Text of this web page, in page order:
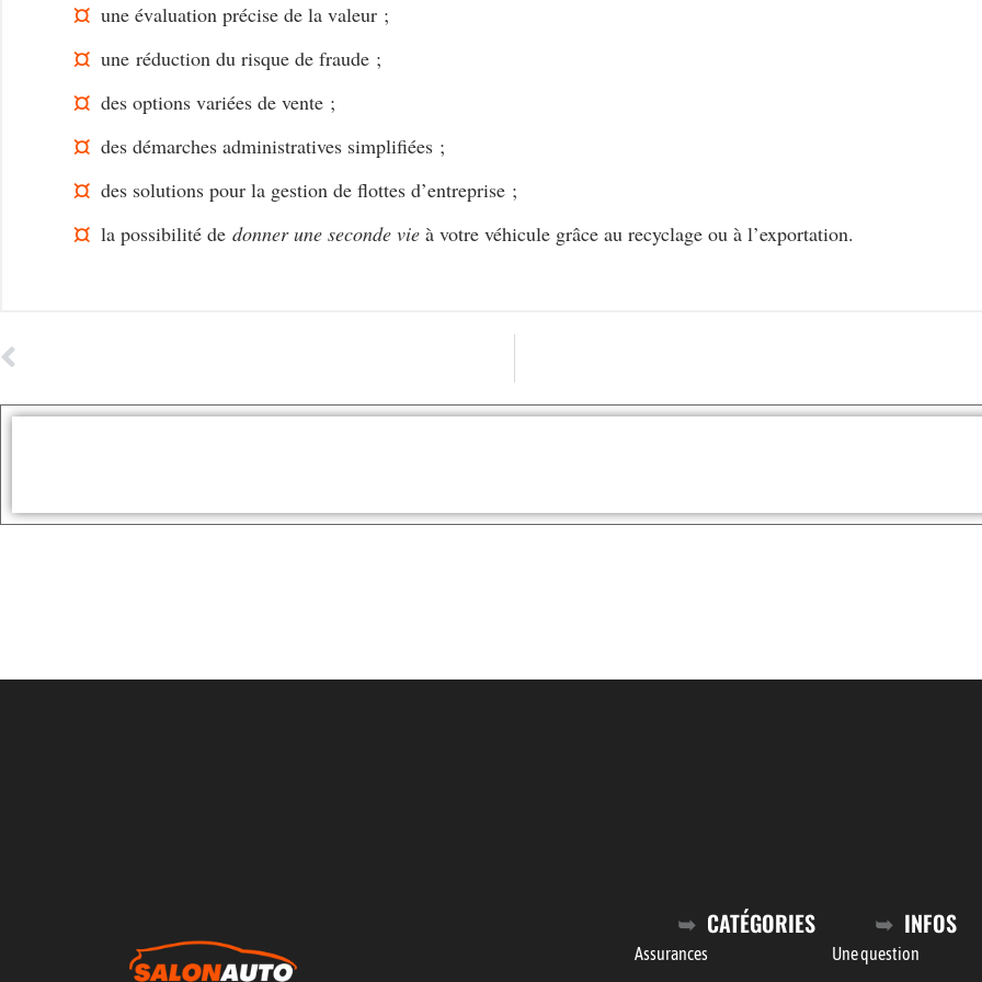
une évaluation précise de la valeur ;
une réduction du risque de fraude ;
des options variées de vente ;
des démarches administratives simplifiées ;
des solutions pour la gestion de flottes d’entreprise ;
la possibilité de donner une seconde vie à votre véhicule grâce au recyclage ou à l’exportation.
CATÉGORIES
Assurances
INFOS
Une question